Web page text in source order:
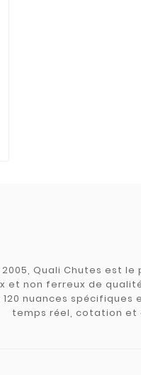
2005, Quali Chutes est
et non ferreux de
120 nuances
temps réel, cotation et